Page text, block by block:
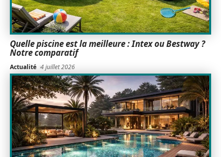
Quelle piscine est la meilleure : Intex ou Bestway ?
Notre comparatif
Actualité 4 juillet 2026